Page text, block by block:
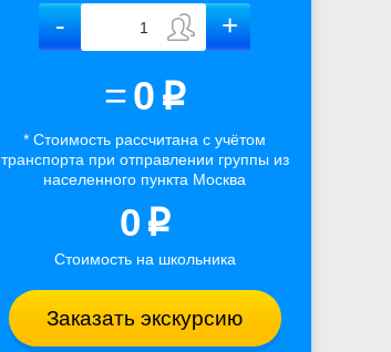
=0 p
* Стоимость рассчитанас учётом
транспорта при отправлении группы из
населенного пункта Москва
0 p
Стоимость на школьника
Заказать экскурсию